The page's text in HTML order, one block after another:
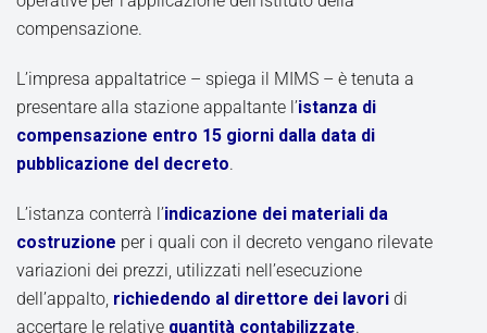
compensazione.
L’impresa appaltatrice – spiega il MIMS – è tenuta a
presentare alla stazione appaltante l’istanza di
compensazione entro 15 giorni dalla data di
pubblicazione del decreto.
L’istanza conterrà l’indicazione dei materiali da
costruzione per i quali con il decreto vengano rilevate
variazioni dei prezzi, utilizzati nell’esecuzione
dell’appalto, richiedendo al direttore dei lavori di
accertare le relative quantità contabilizzate.